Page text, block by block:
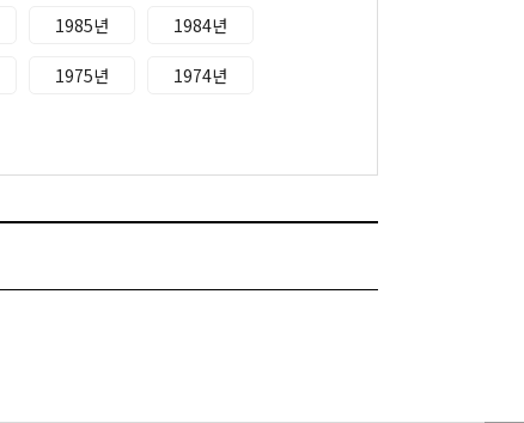
1985년 1984년
1975년 1974년